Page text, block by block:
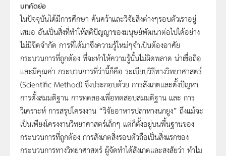
บทคัดย่อ
ในปัจจุบันได้มีการศึกษา ค้นคว้าและวิจัยสิ่งต่างๆรอบตัวเราอยู่
เสมอ อันเป็นสิ่งที่ทำให้สติปัญญาของมนุษย์พัฒนาต่อไปได้อย่าง
ไม่มีขีดจำกัด การที่ได้มาซึ่งความรู้ใหม่ๆจำเป็นต้องอาศัย
กระบวนการที่ถูกต้อง ที่จะทำให้ความรู้นั้นไม่ผิดพลาด น่าเชื่อถือ
และมีคุณค่า กระบวนการที่ว่านี้ก็คือ ระเบียบวิธีทางวิทยาศาสตร์
(Scientific Method) ซึ่งประกอบด้วย การสังเกตและตั้งปัญหา
การตั้งสมมติฐาน การทดลองเพื่อทดสอบสมมติฐาน และ การ
วิเคราะห์ การสรุปโครงงาน “วิจัยอาหารปลาหางนกยูง” ถึงแม้จะ
เป็นเพียงโครงงานวิทยาศาสตร์เล็กๆ แต่ก็ตั้งอยู่บนพื้นฐานของ
กระบวนการที่ถูกต้อง การสังเกตสิ่งรอบตัวถือเป็นสิ่งแรกของ
กระบวนการทางวิทยาศาสตร์ ผู้จัดทำได้สังเกตและสงสัยว่า ทำไม